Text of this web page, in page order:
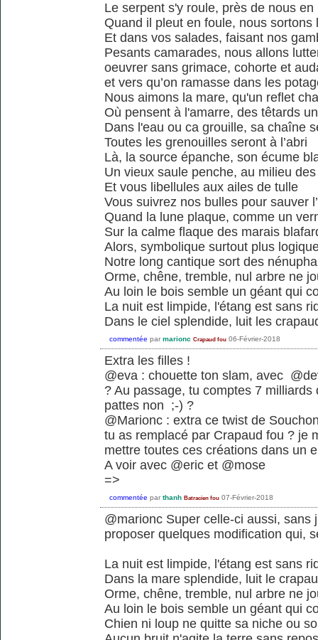
Le serpent s'y roule, près de nous en
Quand il pleut en foule, nous sortons
Et dans vos salades, faisant nos
Pesants camarades, nous allons
oeuvrer sans grimace, cohorte et
et vers qu’on ramasse dans les
Nous aimons la mare, qu'un reflet
Où pensent à l'amarre, des têtards
Dans l'eau ou ca grouille, sa chaîne
Toutes les grenouilles seront à l’abri
Là, la source épanche, son écume
Un vieux saule penche, au milieu
Et vous libellules aux ailes de tulle
Vous suivrez nos bulles pour sauver
Quand la lune plaque, comme un
Sur la calme flaque des marais
Alors, symbolique surtout plus
Notre long cantique sort des
Orme, chêne, tremble, nul arbre ne
Au loin le bois semble un géant qui
La nuit est limpide, l'étang est sans
Dans le ciel splendide, luit les
commentée par marionc Crapaud fou 06-Février-2018
Extra les filles !
@eva : chouette ton slam, avec
? Au passage, tu comptes 7
pattes non ;-) ?
@Marionc : extra ce twist de
tu as remplacé par Crapaud fou ? je
mettre toutes ces créations dans un
A voir avec @eric et @mose
=>
commentée par thanh Batracien fou 07-Février-2018
@marionc Super celle-ci aussi,
proposer quelques modification qui,
La nuit est limpide, l'étang est sans
Dans la mare splendide, luit le
Orme, chêne, tremble, nul arbre ne
Au loin le bois semble un géant qui
Chien ni loup ne quitte sa niche ou